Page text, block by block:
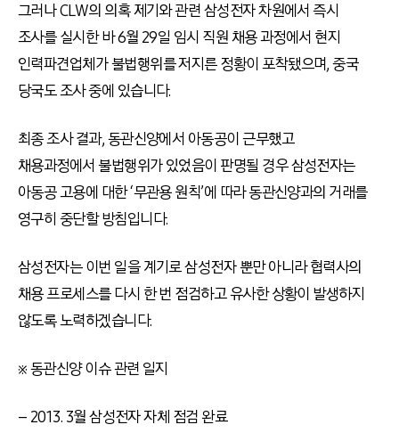
그러나 CLW의 의혹 제기와 관련 삼성전자 차원에서 즉시
조사를 실시한 바 6월 29일 임시 직원 채용 과정에서 현지
인력파견업체가 불법행위를 저지른 정황이 포착됐으며, 중국
당국도 조사 중에 있습니다.
최종 조사 결과, 동관신양에서 아동공이 근무했고
채용과정에서 불법행위가 있었음이 판명될 경우 삼성전자는
아동공 고용에 대한 ‘무관용 원칙’에 따라 동관신양과의 거래를
영구히 중단할 방침입니다.
삼성전자는 이번 일을 계기로 삼성전자 뿐만 아니라 협력사의
채용 프로세스를 다시 한 번 점검하고 유사한 상황이 발생하지
않도록 노력하겠습니다.
※ 동관신양 이슈 관련 일지
– 2013. 3월 삼성전자 자체 점검 완료